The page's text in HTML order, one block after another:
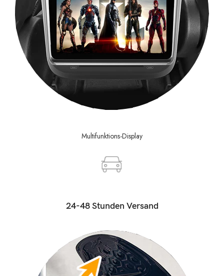
Multifunktions-Display
24-48 Stunden Versand